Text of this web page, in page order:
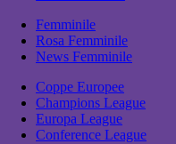
Femminile
Rosa Femminile
News Femminile
Coppe Europee
Champions League
Europa League
Conference League